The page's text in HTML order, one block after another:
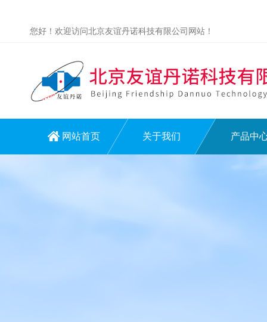
您好！欢迎访问北京友谊丹诺科技有限公司网站！
网站首页 关于我们 产品中